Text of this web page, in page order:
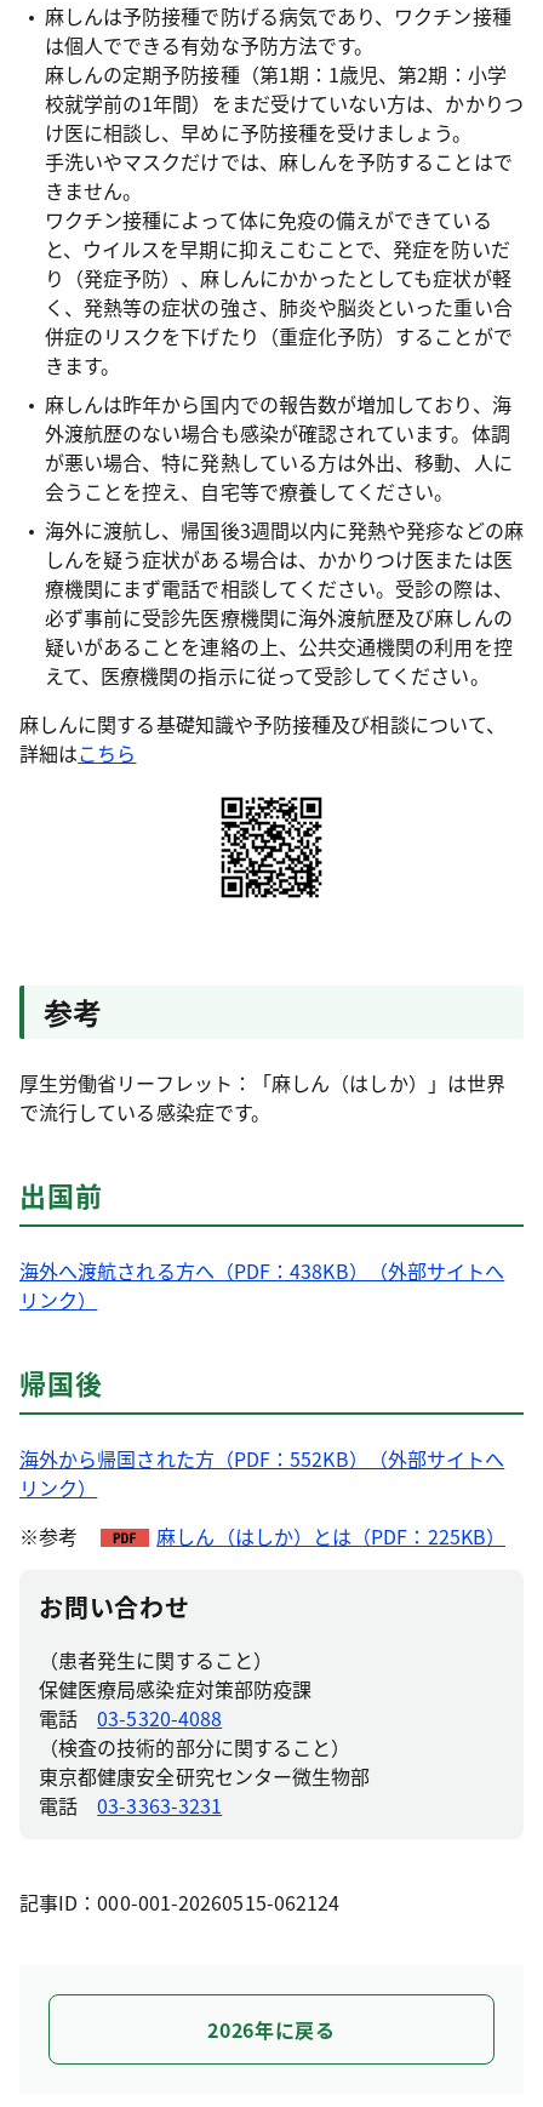
麻しんは予防接種で防げる病気であり、ワクチン接種
は個人でできる有効な予防方法です。
麻しんの定期予防接種（第1期：1歳児、第2期：小学
校就学前の1年間）をまだ受けていない方は、かかりつ
け医に相談し、早めに予防接種を受けましょう。
手洗いやマスクだけでは、麻しんを予防することはで
きません。
ワクチン接種によって体に免疫の備えができている
と、ウイルスを早期に抑えこむことで、発症を防いだ
り（発症予防）、麻しんにかかったとしても症状が軽
く、発熱等の症状の強さ、肺炎や脳炎といった重い合
併症のリスクを下げたり（重症化予防）することがで
きます。
麻しんは昨年から国内での報告数が増加しており、海
外渡航歴のない場合も感染が確認されています。体調
が悪い場合、特に発熱している方は外出、移動、人に
会うことを控え、自宅等で療養してください。
海外に渡航し、帰国後3週間以内に発熱や発疹などの麻
しんを疑う症状がある場合は、かかりつけ医または医
療機関にまず電話で相談してください。受診の際は、
必ず事前に受診先医療機関に海外渡航歴及び麻しんの
疑いがあることを連絡の上、公共交通機関の利用を控
えて、医療機関の指示に従って受診してください。
麻しんに関する基礎知識や予防接種及び相談について、
詳細はこちら
参考
厚生労働省リーフレット：「麻しん（はしか）」は世界
で流行している感染症です。
出国前
海外へ渡航される方へ（PDF：438KB）（外部サイトへ
リンク）
帰国後
海外から帰国された方（PDF：552KB）（外部サイトへ
リンク）
※参考
麻しん（はしか）とは（PDF：225KB）
お問い合わせ
（患者発生に関すること）
保健医療局感染症対策部防疫課
電話03-5320-4088
（検査の技術的部分に関すること）
東京都健康安全研究センター微生物部
電話03-3363-3231
記事ID：000-001-20260515-062124
2026年に戻る